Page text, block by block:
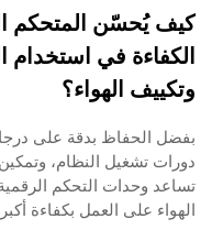
كيف يُحسّن المتحكم
الكفاءة في استخدام
وتكييف الهواء؟
بفضل الحفاظ بدقة على
دورات تشغيل النظام، وتمكين
تساعد وحدات التحكم
الهواء على العمل بكفاءة